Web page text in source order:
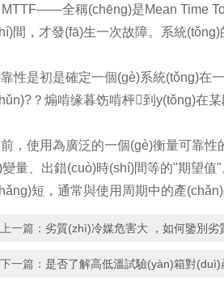
MTTF——全稱(chēng)是Mean Time
間，才發(fā)生一次故障。系統
性是初是確定一個(gè)系統(tǒng)在
？煽啃缘暮饬啃枰到y(tǒng)
前，使用為廣泛的一個(gè)衡量可
量、出錯(cuò)時(shí)間等的"期望值
短，通常與使用周期中的產(chǎn)
上一篇： 劣質(zhì)冷媒危害大 ，如何鑒別
下一篇： 是否了解高低溫試驗(yàn)箱對(duì)產